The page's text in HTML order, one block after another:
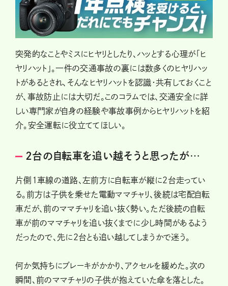
突発的なことやミスにヒヤリとしたり、ハッとする心理が「ヒ
ヤリハット」。一件の交通事故の裏には数多くのヒヤリハッ
トがあるとされ、そんなヒヤリハットを認識・共有しておくこと
が、事故防止には大切だ。このコラムでは、交通安全に詳
しい専門家が自身の経験や事故事例からヒヤリハットを紹
介。安全運転に役立ててほしい。
2台の自転車を追い越そうと思ったが…
片側1車線の道路、左前方に自転車が縦に2台走ってい
る。前方は子供を乗せた電動ママチャリ、後続は宅配自転
車だが、前のママチャリを追い抜く勢い。ただ後続の自転
車が前のママチャリを追い抜くまでに少し時間があるよう
だったので、先に2台とも追い越してしまうかで迷う。
何か気持ちにブレーキがかかり、アクセルを緩めた。次の
瞬間、前のママチャリの子供が抱えていた傘を落とした。